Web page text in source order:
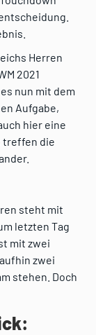
Herren
2021
nun mit dem
Aufgabe,
hier eine
treffen die
steht mit
letzten Tag
mit zwei
zwei
stehen. Doch